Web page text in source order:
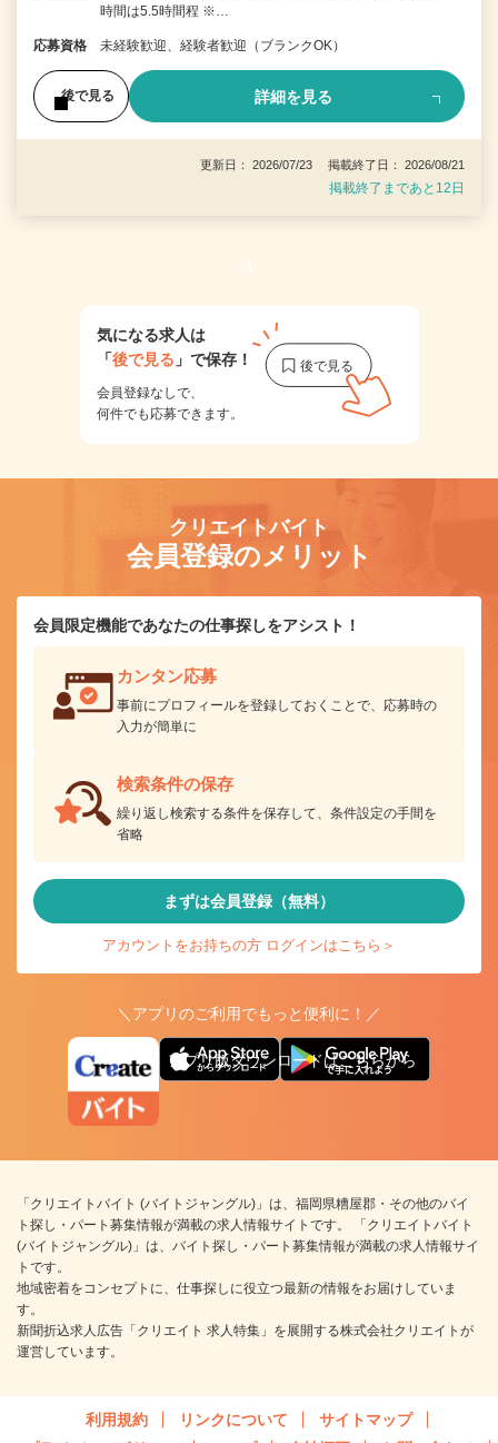
時間は5.5時間程 ※…
応募資格 未経験歓迎、経験者歓迎（ブランクOK）
後で見る 詳細を見る
更新日： 2026/07/23 掲載終了日： 2026/08/21
掲載終了まであと12日
1
気になる求人は
「後で見る 」で保存！
会員登録なしで、
何件でも応募できます。
クリエイトバイト
会員登録のメリット
会員限定機能であなたの仕事探しをアシスト！
カンタン応募
事前にプロフィールを登録しておくことで、応募時の
入力が簡単に
検索条件の保存
繰り返し検索する条件を保存して、条件設定の手間を
省略
まずは会員登録（無料）
アカウントをお持ちの方 ログインはこちら＞
＼アプリのご利用でもっと便利に！／
アプリ版ダウンロードはこちらから
「クリエイトバイト (バイトジャングル)」は、福岡県糟屋郡・その他のバイ
ト探し・パート募集情報が満載の求人情報サイトです。 「クリエイトバイト
(バイトジャングル)」は、バイト探し・パート募集情報が満載の求人情報サイ
トです。
地域密着をコンセプトに、仕事探しに役立つ最新の情報をお届けしていま
す。
新聞折込求人広告「クリエイト 求人特集」を展開する株式会社クリエイトが
運営しています。
利用規約 リンクについて
サイトマップ